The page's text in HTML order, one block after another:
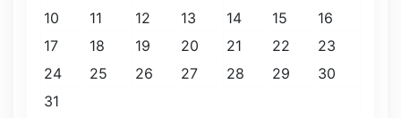
10
11 12 13 14 15
16
17
18 19 20 21 22
23
24
25 26 27 28 29
30
31